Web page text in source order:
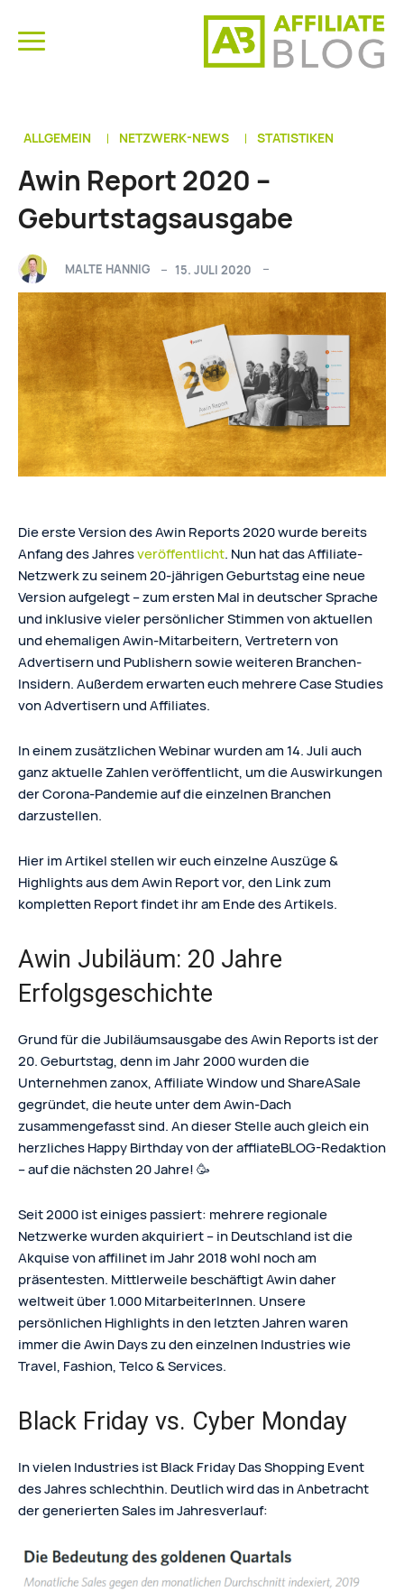
ALLGEMEIN NETZWERK-NEWS STATISTIKEN
Awin Report 2020 –
Geburtstagsausgabe
MALTE HANNIG 15. JULI 2020
Die erste Version des Awin Reports 2020 wurde bereits
Anfang des Jahresveröffentlicht. Nun hat das Affiliate-
Netzwerk zu seinem 20-jährigen Geburtstag eine neue
Version aufgelegt – zum ersten Mal in deutscher Sprache
und inklusive vieler persönlicher Stimmen von aktuellen
und ehemaligen Awin-Mitarbeitern, Vertretern von
Advertisern und Publishern sowie weiteren Branchen-
Insidern. Außerdem erwarten euch mehrere Case Studies
von Advertisern und Affiliates.
In einem zusätzlichen Webinar wurden am 14. Juli auch
ganz aktuelle Zahlen veröffentlicht, um die Auswirkungen
der Corona-Pandemie auf die einzelnen Branchen
darzustellen.
Hier im Artikel stellen wir euch einzelne Auszüge &
Highlights aus dem Awin Report vor, den Link zum
kompletten Report findet ihr am Ende des Artikels.
Awin Jubiläum: 20 Jahre
Erfolgsgeschichte
Grund für die Jubiläumsausgabe des Awin Reports ist der
20. Geburtstag, denn im Jahr 2000 wurden die
Unternehmen zanox, Affiliate Window und ShareASale
gegründet, die heute unter dem Awin-Dach
zusammengefasst sind. An dieser Stelle auch gleich ein
herzliches Happy Birthday von der affliateBLOG-Redaktion
– auf die nächsten 20 Jahre! 🥳
Seit 2000 ist einiges passiert: mehrere regionale
Netzwerke wurden akquiriert – in Deutschland ist die
Akquise von affilinet im Jahr 2018 wohl noch am
präsentesten. Mittlerweile beschäftigt Awin daher
weltweit über 1.000 MitarbeiterInnen. Unsere
persönlichen Highlights in den letzten Jahren waren
immer die Awin Days zu den einzelnen Industries wie
Travel, Fashion, Telco & Services.
Black Friday vs. Cyber Monday
In vielen Industries ist Black Friday Das Shopping Event
des Jahres schlechthin. Deutlich wird das in Anbetracht
der generierten Sales im Jahresverlauf: